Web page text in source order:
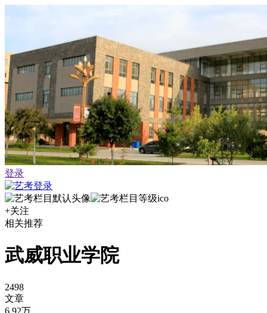
登录
+关注
相关推荐
武威职业学院
2498
文章
6.92万